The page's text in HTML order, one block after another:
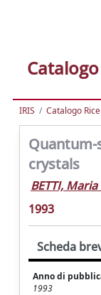
IRIS Catalogo
Quantum-
crystals
BETTI,
1993
Scheda
Anno di
1993